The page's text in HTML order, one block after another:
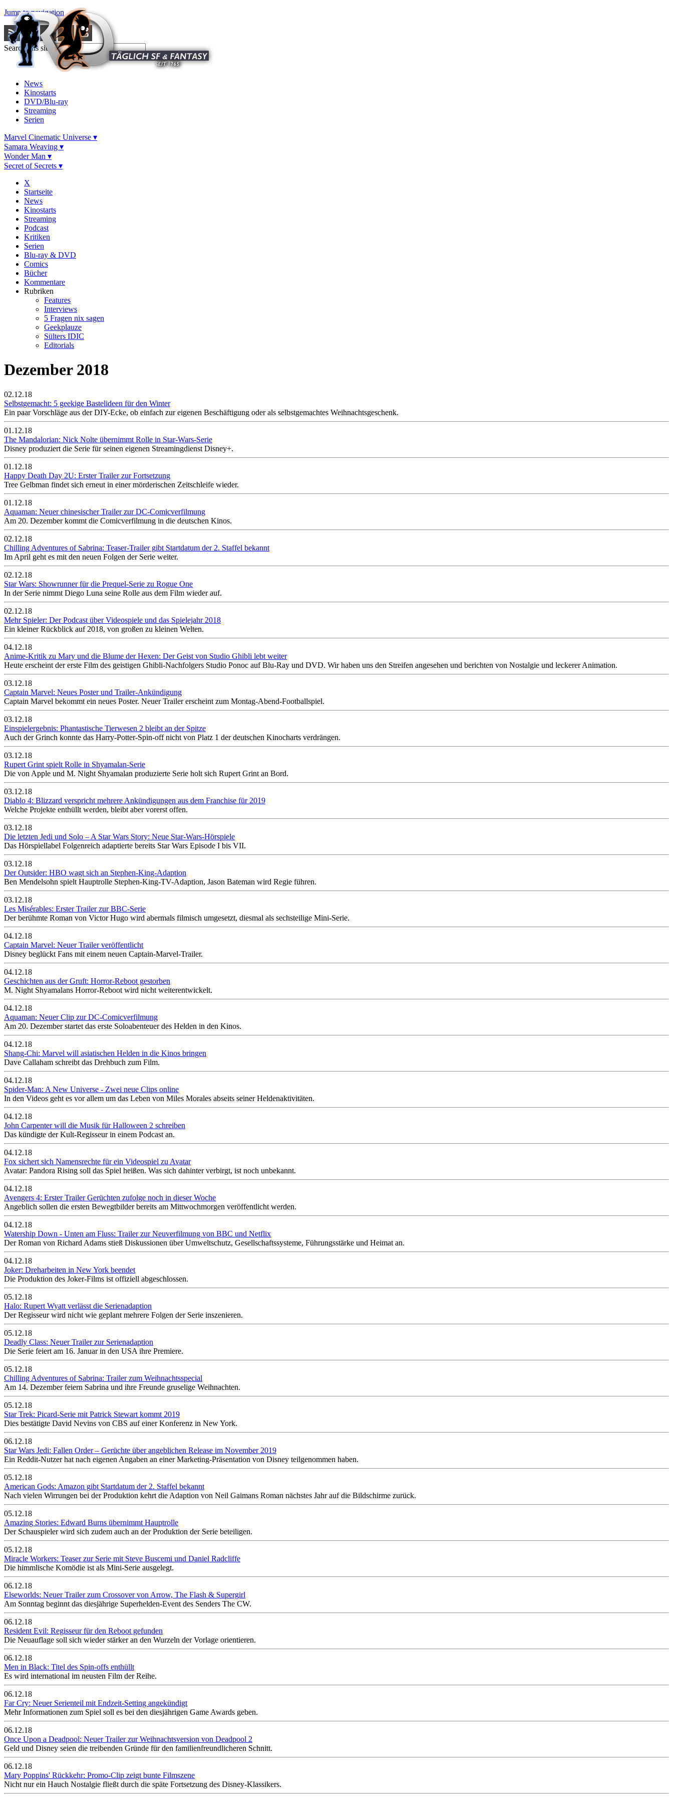
Jump to navigation
Search this site
News
Kinostarts
DVD/Blu-ray
Streaming
Serien
Marvel Cinematic Universe ▾
Samara Weaving ▾
Wonder Man ▾
Secret of Secrets ▾
X
Startseite
News
Kinostarts
Streaming
Podcast
Kritiken
Serien
Blu-ray & DVD
Comics
Bücher
Kommentare
Rubriken
Features
Interviews
5 Fragen nix sagen
Geekplauze
Sülters IDIC
Editorials
Dezember 2018
02.12.18
Selbstgemacht: 5 geekige Bastelideen für den Winter
Ein paar Vorschläge aus der DIY-Ecke, ob einfach zur eigenen Beschäftigung oder als selbstgemachtes Weihnachtsgeschenk.
01.12.18
The Mandalorian: Nick Nolte übernimmt Rolle in Star-Wars-Serie
Disney produziert die Serie für seinen eigenen Streamingdienst Disney+.
01.12.18
Happy Death Day 2U: Erster Trailer zur Fortsetzung
Tree Gelbman findet sich erneut in einer mörderischen Zeitschleife wieder.
01.12.18
Aquaman: Neuer chinesischer Trailer zur DC-Comicverfilmung
Am 20. Dezember kommt die Comicverfilmung in die deutschen Kinos.
02.12.18
Chilling Adventures of Sabrina: Teaser-Trailer gibt Startdatum der 2. Staffel bekannt
Im April geht es mit den neuen Folgen der Serie weiter.
02.12.18
Star Wars: Showrunner für die Prequel-Serie zu Rogue One
In der Serie nimmt Diego Luna seine Rolle aus dem Film wieder auf.
02.12.18
Mehr Spieler: Der Podcast über Videospiele und das Spielejahr 2018
Ein kleiner Rückblick auf 2018, von großen zu kleinen Welten.
04.12.18
Anime-Kritik zu Mary und die Blume der Hexen: Der Geist von Studio Ghibli lebt weiter
Heute erscheint der erste Film des geistigen Ghibli-Nachfolgers Studio Ponoc auf Blu-Ray und DVD. Wir haben uns den Streifen angesehen und berichten von Nostalgie und leckerer Animation.
03.12.18
Captain Marvel: Neues Poster und Trailer-Ankündigung
Captain Marvel bekommt ein neues Poster. Neuer Trailer erscheint zum Montag-Abend-Footballspiel.
03.12.18
Einspielergebnis: Phantastische Tierwesen 2 bleibt an der Spitze
Auch der Grinch konnte das Harry-Potter-Spin-off nicht von Platz 1 der deutschen Kinocharts verdrängen.
03.12.18
Rupert Grint spielt Rolle in Shyamalan-Serie
Die von Apple und M. Night Shyamalan produzierte Serie holt sich Rupert Grint an Bord.
03.12.18
Diablo 4: Blizzard verspricht mehrere Ankündigungen aus dem Franchise für 2019
Welche Projekte enthüllt werden, bleibt aber vorerst offen.
03.12.18
Die letzten Jedi und Solo – A Star Wars Story: Neue Star-Wars-Hörspiele
Das Hörspiellabel Folgenreich adaptierte bereits Star Wars Episode I bis VII.
03.12.18
Der Outsider: HBO wagt sich an Stephen-King-Adaption
Ben Mendelsohn spielt Hauptrolle Stephen-King-TV-Adaption, Jason Bateman wird Regie führen.
03.12.18
Les Misérables: Erster Trailer zur BBC-Serie
Der berühmte Roman von Victor Hugo wird abermals filmisch umgesetzt, diesmal als sechsteilige Mini-Serie.
04.12.18
Captain Marvel: Neuer Trailer veröffentlicht
Disney beglückt Fans mit einem neuen Captain-Marvel-Trailer.
04.12.18
Geschichten aus der Gruft: Horror-Reboot gestorben
M. Night Shyamalans Horror-Reboot wird nicht weiterentwickelt.
04.12.18
Aquaman: Neuer Clip zur DC-Comicverfilmung
Am 20. Dezember startet das erste Soloabenteuer des Helden in den Kinos.
04.12.18
Shang-Chi: Marvel will asiatischen Helden in die Kinos bringen
Dave Callaham schreibt das Drehbuch zum Film.
04.12.18
Spider-Man: A New Universe - Zwei neue Clips online
In den Videos geht es vor allem um das Leben von Miles Morales abseits seiner Heldenaktivitäten.
04.12.18
John Carpenter will die Musik für Halloween 2 schreiben
Das kündigte der Kult-Regisseur in einem Podcast an.
04.12.18
Fox sichert sich Namensrechte für ein Videospiel zu Avatar
Avatar: Pandora Rising soll das Spiel heißen. Was sich dahinter verbirgt, ist noch unbekannt.
04.12.18
Avengers 4: Erster Trailer Gerüchten zufolge noch in dieser Woche
Angeblich sollen die ersten Bewegtbilder bereits am Mittwochmorgen veröffentlicht werden.
04.12.18
Watership Down - Unten am Fluss: Trailer zur Neuverfilmung von BBC und Netflix
Der Roman von Richard Adams stieß Diskussionen über Umweltschutz, Gesellschaftssysteme, Führungsstärke und Heimat an.
04.12.18
Joker: Dreharbeiten in New York beendet
Die Produktion des Joker-Films ist offiziell abgeschlossen.
05.12.18
Halo: Rupert Wyatt verlässt die Serienadaption
Der Regisseur wird nicht wie geplant mehrere Folgen der Serie inszenieren.
05.12.18
Deadly Class: Neuer Trailer zur Serienadaption
Die Serie feiert am 16. Januar in den USA ihre Premiere.
05.12.18
Chilling Adventures of Sabrina: Trailer zum Weihnachtsspecial
Am 14. Dezember feiern Sabrina und ihre Freunde gruselige Weihnachten.
05.12.18
Star Trek: Picard-Serie mit Patrick Stewart kommt 2019
Dies bestätigte David Nevins von CBS auf einer Konferenz in New York.
06.12.18
Star Wars Jedi: Fallen Order – Gerüchte über angeblichen Release im November 2019
Ein Reddit-Nutzer hat nach eigenen Angaben an einer Marketing-Präsentation von Disney teilgenommen haben.
05.12.18
American Gods: Amazon gibt Startdatum der 2. Staffel bekannt
Nach vielen Wirrungen bei der Produktion kehrt die Adaption von Neil Gaimans Roman nächstes Jahr auf die Bildschirme zurück.
05.12.18
Amazing Stories: Edward Burns übernimmt Hauptrolle
Der Schauspieler wird sich zudem auch an der Produktion der Serie beteiligen.
05.12.18
Miracle Workers: Teaser zur Serie mit Steve Buscemi und Daniel Radcliffe
Die himmlische Komödie ist als Mini-Serie ausgelegt.
06.12.18
Elseworlds: Neuer Trailer zum Crossover von Arrow, The Flash & Supergirl
Am Sonntag beginnt das diesjährige Superhelden-Event des Senders The CW.
06.12.18
Resident Evil: Regisseur für den Reboot gefunden
Die Neuauflage soll sich wieder stärker an den Wurzeln der Vorlage orientieren.
06.12.18
Men in Black: Titel des Spin-offs enthüllt
Es wird international im neusten Film der Reihe.
06.12.18
Far Cry: Neuer Serienteil mit Endzeit-Setting angekündigt
Mehr Informationen zum Spiel soll es bei den diesjährigen Game Awards geben.
06.12.18
Once Upon a Deadpool: Neuer Trailer zur Weihnachtsversion von Deadpool 2
Geld und Disney seien die treibenden Gründe für den familienfreundlicheren Schnitt.
06.12.18
Mary Poppins' Rückkehr: Promo-Clip zeigt bunte Filmszene
Nicht nur ein Hauch Nostalgie fließt durch die späte Fortsetzung des Disney-Klassikers.